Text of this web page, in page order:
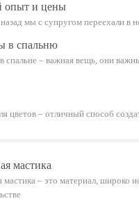
опыт и цены
мы с супругом переехали в
в спальню
спальне – важная вещь, они
цветов – отличный способ
мастика
мастика – это материал, широко